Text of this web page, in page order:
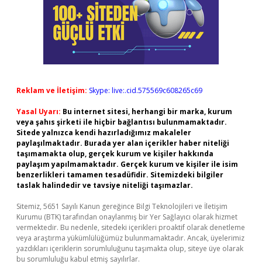
Reklam ve İletişim: Skype: live:.cid.575569c608265c69
Yasal Uyarı: Bu internet sitesi, herhangi bir marka, kurum
veya şahıs şirketi ile hiçbir bağlantısı bulunmamaktadır.
Sitede yalnızca kendi hazırladığımız makaleler
paylaşılmaktadır. Burada yer alan içerikler haber niteliği
taşımamakta olup, gerçek kurum ve kişiler hakkında
paylaşım yapılmamaktadır. Gerçek kurum ve kişiler ile isim
benzerlikleri tamamen tesadüfidir. Sitemizdeki bilgiler
taslak halindedir ve tavsiye niteliği taşımazlar.
Sitemiz, 5651 Sayılı Kanun gereğince Bilgi Teknolojileri ve İletişim
Kurumu (BTK) tarafından onaylanmış bir Yer Sağlayıcı olarak hizmet
vermektedir. Bu nedenle, sitedeki içerikleri proaktif olarak denetleme
veya araştırma yükümlülüğümüz bulunmamaktadır. Ancak, üyelerimiz
yazdıkları içeriklerin sorumluluğunu taşımakta olup, siteye üye olarak
bu sorumluluğu kabul etmiş sayılırlar.